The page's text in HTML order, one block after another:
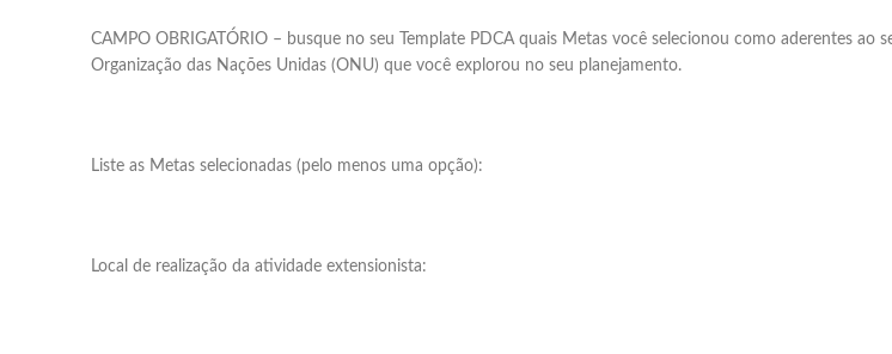
CAMPO OBRIGATÓRIO – busque no seu Template PDCA quais Metas você selecionou como aderentes
Organização das Nações Unidas (ONU) que você explorou no seu planejamento.
Liste as Metas selecionadas (pelo menos uma opção):
Local de realização da atividade extensionista: